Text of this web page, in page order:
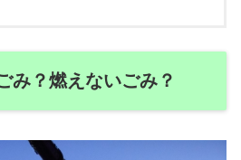
み？燃えないごみ？